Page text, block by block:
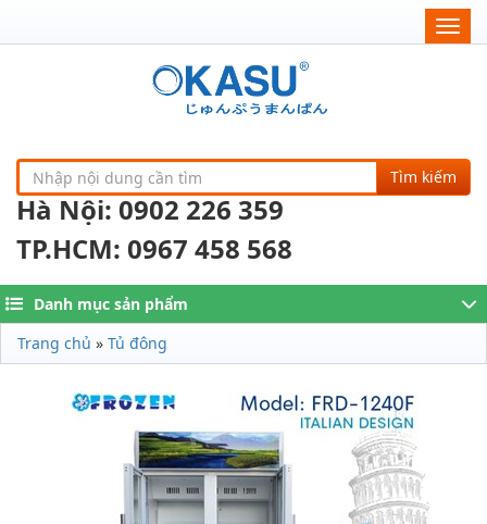
Tìm kiếm
Hà Nội: 0902 226 359
TP.HCM: 0967 458 568
Danh mục sản phẩm
Trang chủ » Tủ đông